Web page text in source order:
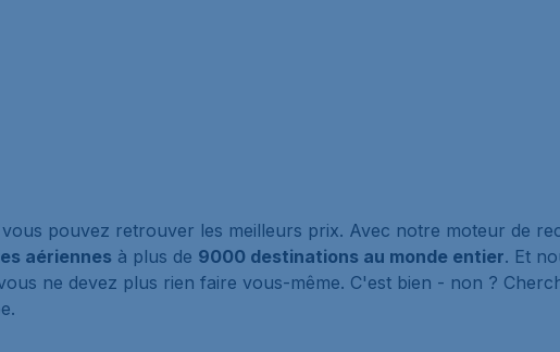
pouvez retrouver les meilleurs prix. Avec notre moteur de
aériennes à plus de 9000 destinations au monde entier. Et
ne devez plus rien faire vous-même. C'est bien - non ?